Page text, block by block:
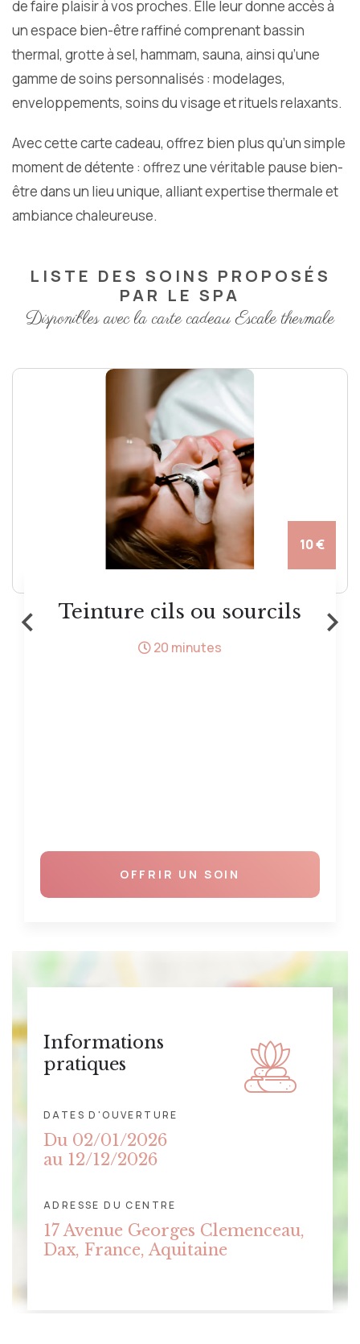
de faire plaisir à vos proches. Elle leur donne accès à
un espace bien-être raffiné comprenant bassin
thermal, grotte à sel, hammam, sauna, ainsi qu’une
gamme de soins personnalisés : modelages,
enveloppements, soins du visage et rituels relaxants.
Avec cette carte cadeau, offrez bien plus qu’un simple
moment de détente : offrez une véritable pause bien-
être dans un lieu unique, alliant expertise thermale et
ambiance chaleureuse.
LISTE DES SOINS PROPOSÉS
PAR LE SPA
Disponibles avec la carte cadeau Escale thermale
10 €
Teinture cils ou sourcils
20 minutes
OFFRIR UN SOIN
‹ ›
CARTE
Informations
pratiques
DATES D'OUVERTURE
Du 02/01/2026
au 12/12/2026
ADRESSE DU CENTRE
17 Avenue Georges Clemenceau,
Dax, France, Aquitaine